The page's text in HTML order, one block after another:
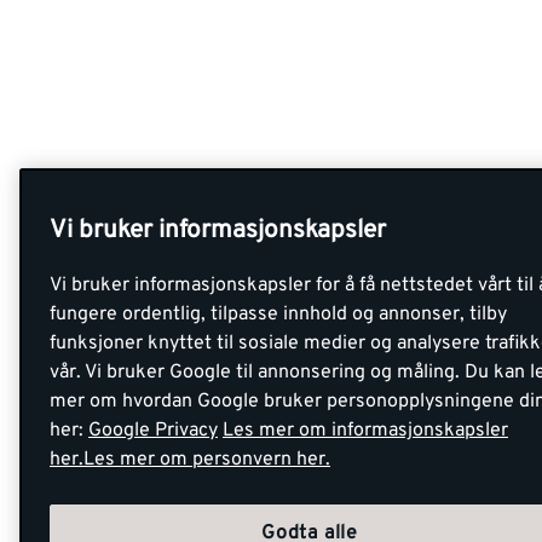
Vi bruker informasjonskapsler
Vi bruker informasjonskapsler for å få nettstedet vårt til
fungere ordentlig, tilpasse innhold og annonser, tilby
funksjoner knyttet til sosiale medier og analysere
vår. Vi bruker Google til annonsering og måling. Du kan
mer om hvordan Google bruker personopplysningene
her: Google Privacy Les mer om informasjonskapsler
her.Les mer om personvern her.
Godta alle